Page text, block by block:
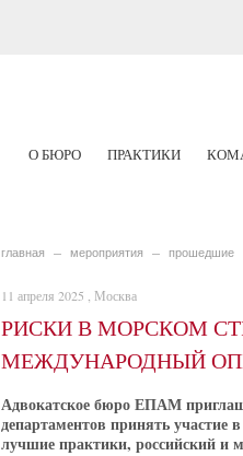
О БЮРО ПРАКТИКИ
главная мероприятия прошедшие
11 апреля 2025 , Москва
РИСКИ В МОРСКОМ
МЕЖДУНАРОДНЫЙ
Адвокатское бюро ЕПАМ
департаментов принять
лучшие практики, российский и